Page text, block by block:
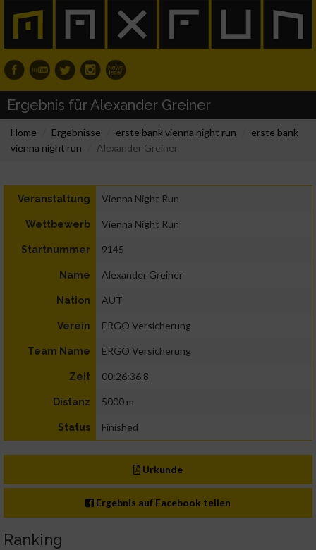
Ergebnis für Alexander Greiner
Home Ergebnisse erste bank vienna night run
erste bank
vienna night run
Alexander Greiner
Veranstaltung Vienna Night Run
Wettbewerb Vienna Night Run
Startnummer 9145
Name Alexander Greiner
Nation AUT
Verein ERGO Versicherung
Team Name ERGO Versicherung
Zeit 00:26:36.8
Distanz 5000 m
Status Finished
Urkunde
Ergebnis auf Facebook teilen
Ranking